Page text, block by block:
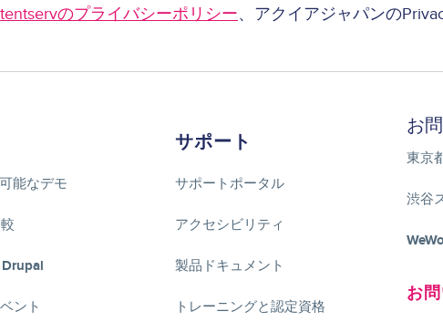
のプライバシーポリシー、アクイアジャパンの
能なデモ
ント
サポート
サポートポータル
アクセシビリティ
製品ドキュメント
トレーニングと認定資格
お
東京
渋谷
お